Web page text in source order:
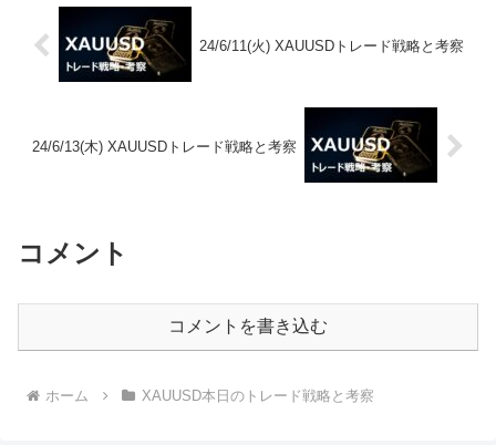
24/6/11(火) XAUUSDトレード戦略と考察
24/6/13(木) XAUUSDトレード戦略と考察
コメント
コメントを書き込む
ホーム XAUUSD本日のトレード戦略と考察